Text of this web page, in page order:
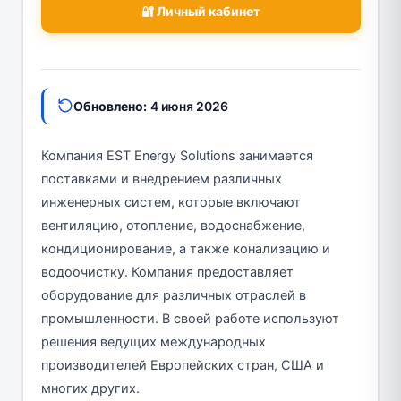
🔐 Личный кабинет
Обновлено: 4 июня 2026
Компания EST Energy Solutions занимается
поставками и внедрением различных
инженерных систем, которые включают
вентиляцию, отопление, водоснабжение,
кондиционирование, а также конализацию и
водоочистку. Компания предоставляет
оборудование для различных отраслей в
промышленности. В своей работе используют
решения ведущих международных
производителей Европейских стран, США и
многих других.